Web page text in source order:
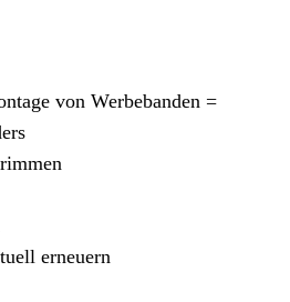
von Werbebanden =
erneuern